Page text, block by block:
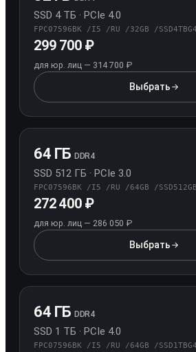
SSD 4 ТБ · PCIe 4.0
FPC07596BK /I5 /RU /32GB /
299 700 ₽
для юр. лиц — 314 700 ₽
Выбрать
64 ГБDDR4
SSD 512 ГБ · PCIe 3.0
FPC07596BK /I5 /RU /64GB /
272 400 ₽
для юр. лиц — 286 050 ₽
Выбрать
64 ГБDDR4
SSD 1 ТБ · PCIe 4.0
FPC07596BK /I5 /RU /64GB /